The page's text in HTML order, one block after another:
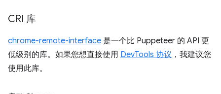
CRI 库
chrome-remote-interface 是一个比 Puppeteer 的 API 更
低级别的库。如果您想直接使用 DevTools 协议 ，我建议您
使用此库。